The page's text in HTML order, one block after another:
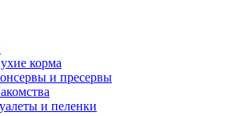
корма
и пресервы
и пеленки